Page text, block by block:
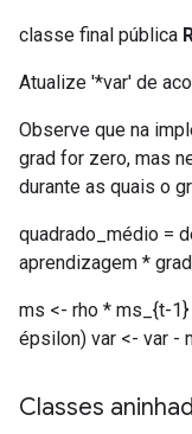
classe final pública
Atualize '*var' de
Observe que na
grad for zero, mas
durante as quais o
quadrado_médio =
aprendizagem *
ms <- rho * ms_{t-
épsilon) var <- var -
Classes